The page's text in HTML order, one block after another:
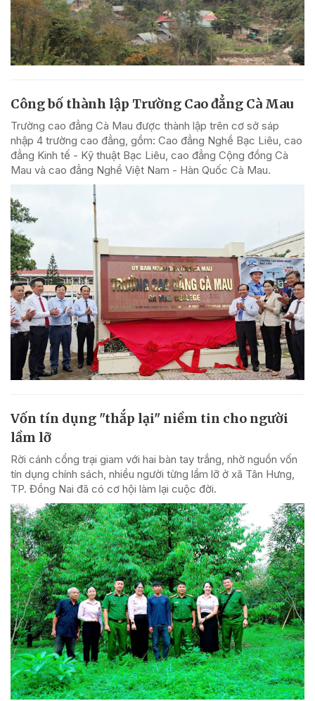
Công bố thành lập Trường Cao đẳng Cà Mau
Trường cao đẳng Cà Mau được thành lập trên cơ sở sáp
nhập 4 trường cao đẳng, gồm: Cao đẳng Nghề Bạc Liêu, cao
đẳng Kinh tế - Kỹ thuật Bạc Liêu, cao đẳng Cộng đồng Cà
Mau và cao đẳng Nghề Việt Nam - Hàn Quốc Cà Mau.
Vốn tín dụng "thắp lại" niềm tin cho người
lầm lỡ
Rời cánh cổng trại giam với hai bàn tay trắng, nhờ nguồn vốn
tín dụng chính sách, nhiều người từng lầm lỡ ở xã Tân Hưng,
TP. Đồng Nai đã có cơ hội làm lại cuộc đời.